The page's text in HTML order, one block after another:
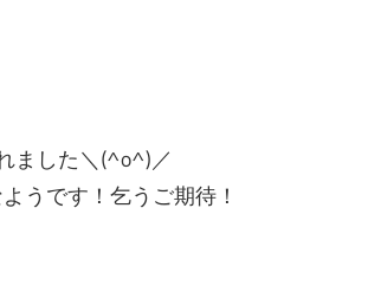
文
ました＼(^o^)／
うです！乞うご期待！